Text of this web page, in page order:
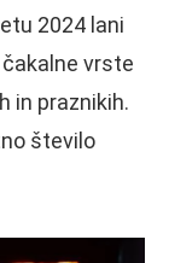
2024 lani
vrste
in praznikih.
število